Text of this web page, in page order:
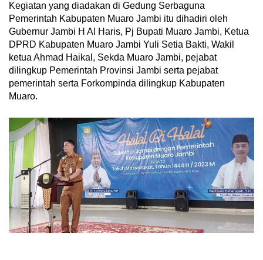
Kegiatan yang diadakan di Gedung Serbaguna
Pemerintah Kabupaten Muaro Jambi itu dihadiri oleh
Gubernur Jambi H Al Haris, Pj Bupati Muaro Jambi, Ketua
DPRD Kabupaten Muaro Jambi Yuli Setia Bakti, Wakil
ketua Ahmad Haikal, Sekda Muaro Jambi, pejabat
dilingkup Pemerintah Provinsi Jambi serta pejabat
pemerintah serta Forkompinda dilingkup Kabupaten
Muaro.